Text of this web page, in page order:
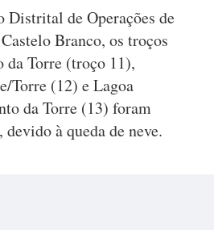
Distrital de Operações de
Branco, os troços
da Torre (troço 11),
Torre (12) e Lagoa
da Torre (13) foram
à queda de neve.